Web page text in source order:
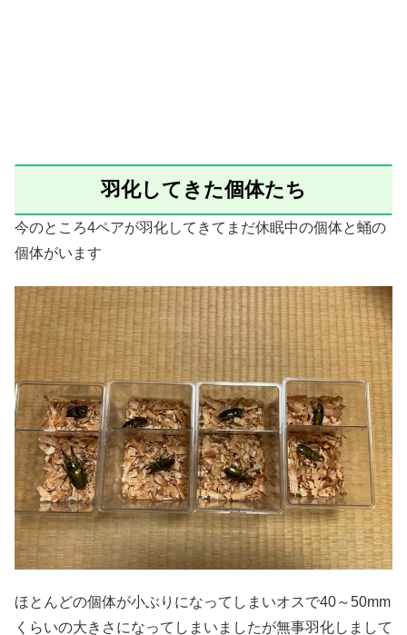
羽化してきた個体たち
今のところ4ペアが羽化してきてまだ休眠中の個体と蛹の
個体がいます
ほとんどの個体が小ぶりになってしまいオスで40～50mm
くらいの大きさになってしまいましたが無事羽化しまして